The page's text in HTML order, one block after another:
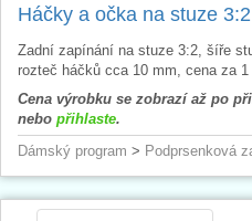
Háčky a očka na stuze 3:2
Zadní zapínání na stuze 3:2, šíře
rozteč háčků cca 10 mm, cena za 1
Cena výrobku se zobrazí až po
nebo přihlaste.
Dámský program > Podprsenková